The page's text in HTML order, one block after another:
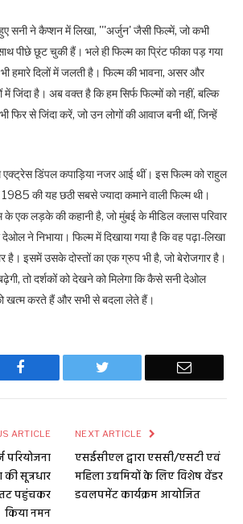
सनी ने कैप्शन में लिखा, '''अर्जुन' जैसी फिल्में, जो कभी
पीछे छूट चुकी हैं। भले ही फिल्म का प्रिंट फीका पड़ गया
हमारे दिलों में जलती है। फिल्म की भावना, असर और
जिंदा है। अब वक्त है कि हम सिर्फ फिल्मों को नहीं, बल्कि
फिर से जिंदा करें, जो उन लोगों की आवाज बनी थीं, जिन्हें
डिंपल कपाड़िया नजर आई थीं। इस फिल्म को राहुल
1985 की यह छठी सबसे ज्यादा कमाने वाली फिल्म थी।
के एक लड़के की कहानी है, जो मुंबई के मीडिल क्लास परिवार
ने निभाया। फिल्म में दिखाया गया है कि वह पढ़ा-लिखा
है। इसमें उसके दोस्तों का एक ग्रुप भी है, जो बेरोजगार है।
तो दर्शकों को देखने को मिलेगा कि कैसे सनी देओल
खत्म करते हैं और सभी से बदला लेते हैं।
Facebook Twitter Email
ARTICLE
परियोजना
सूत्रधार
तट पहुंचकर
किया नमन
NEXT ARTICLE
एसईसीएल द्वारा एससी/एसटी एवं
महिला उद्यमियों के लिए विशेष वेंडर
डवलपमेंट कार्यक्रम आयोजित